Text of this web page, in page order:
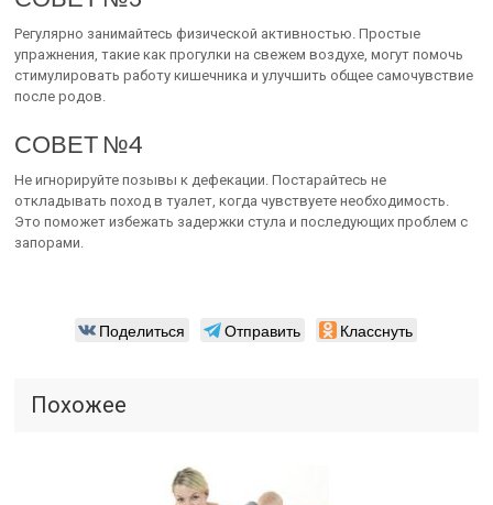
Регулярно занимайтесь физической активностью. Простые
упражнения, такие как прогулки на свежем воздухе, могут помочь
стимулировать работу кишечника и улучшить общее самочувствие
после родов.
СОВЕТ №4
Не игнорируйте позывы к дефекации. Постарайтесь не
откладывать поход в туалет, когда чувствуете необходимость.
Это поможет избежать задержки стула и последующих проблем с
запорами.
Поделиться Отправить Класснуть
Похожее